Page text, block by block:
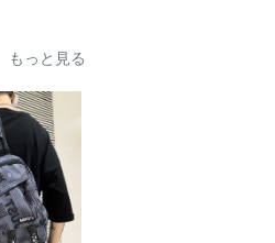
もっと見る